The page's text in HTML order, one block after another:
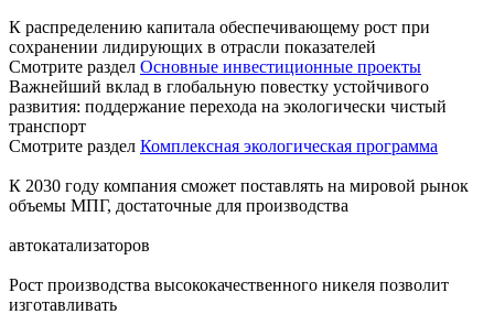
К распределению капитала обеспечивающему рост при
сохранении лидирующих в отрасли показателей
Смотрите раздел Основные инвестиционные проекты
Важнейший вклад в глобальную повестку устойчивого
развития: поддержание перехода на экологически чистый
транспорт
Смотрите раздел Комплексная экологическая программа
К 2030 году компания сможет поставлять на мировой рынок
объемы МПГ, достаточные для производства
автокатализаторов
Рост производства высококачественного никеля позволит
изготавливать